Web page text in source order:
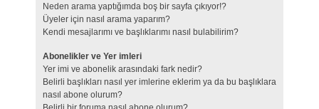
Neden arama yaptığımda boş bir sayfa çıkıyor!?
Üyeler için nasıl arama yaparım?
Kendi mesajlarımı ve başlıklarımı nasıl bulabilirim?
Abonelikler ve Yer imleri
Yer imi ve abonelik arasındaki fark nedir?
Belirli başlıkları nasıl yer imlerine eklerim ya da bu başlıklara
nasıl abone olurum?